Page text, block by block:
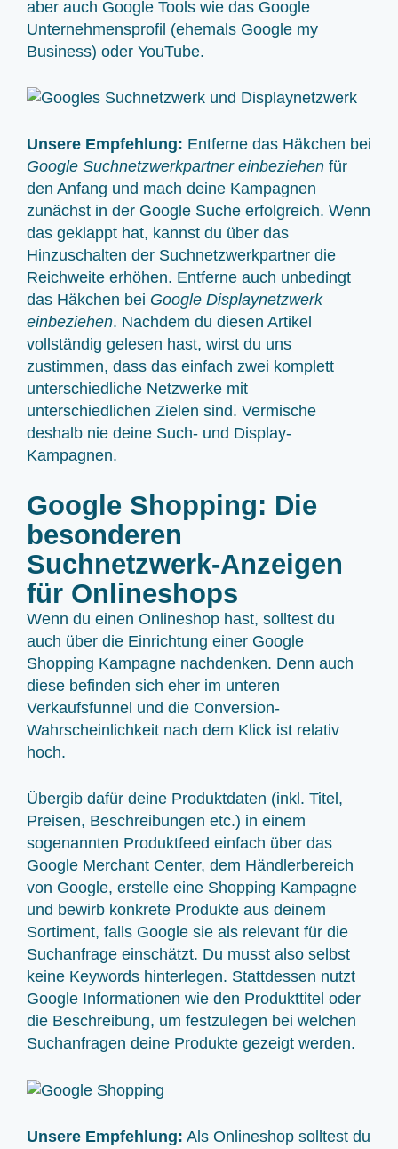
aber auch Google Tools wie das Google
Unternehmensprofil (ehemals Google my
Business) oder YouTube.
Unsere Empfehlung: Entferne das Häkchen bei
Google Suchnetzwerkpartner einbeziehen für
den Anfang und mach deine Kampagnen
zunächst in der Google Suche erfolgreich. Wenn
das geklappt hat, kannst du über das
Hinzuschalten der Suchnetzwerkpartner die
Reichweite erhöhen. Entferne auch unbedingt
das Häkchen bei Google Displaynetzwerk
einbeziehen. Nachdem du diesen Artikel
vollständig gelesen hast, wirst du uns
zustimmen, dass das einfach zwei komplett
unterschiedliche Netzwerke mit
unterschiedlichen Zielen sind. Vermische
deshalb nie deine Such- und Display-
Kampagnen.
Google Shopping: Die
besonderen
Suchnetzwerk-Anzeigen
für Onlineshops
Wenn du einen Onlineshop hast, solltest du
auch über die Einrichtung einer Google
Shopping Kampagne nachdenken. Denn auch
diese befinden sich eher im unteren
Verkaufsfunnel und die Conversion-
Wahrscheinlichkeit nach dem Klick ist relativ
hoch.
Übergib dafür deine Produktdaten (inkl. Titel,
Preisen, Beschreibungen etc.) in einem
sogenannten Produktfeed einfach über das
Google Merchant Center, dem Händlerbereich
von Google, erstelle eine Shopping Kampagne
und bewirb konkrete Produkte aus deinem
Sortiment, falls Google sie als relevant für die
Suchanfrage einschätzt. Du musst also selbst
keine Keywords hinterlegen. Stattdessen nutzt
Google Informationen wie den Produkttitel oder
die Beschreibung, um festzulegen bei welchen
Suchanfragen deine Produkte gezeigt werden.
Unsere Empfehlung: Als Onlineshop solltest du